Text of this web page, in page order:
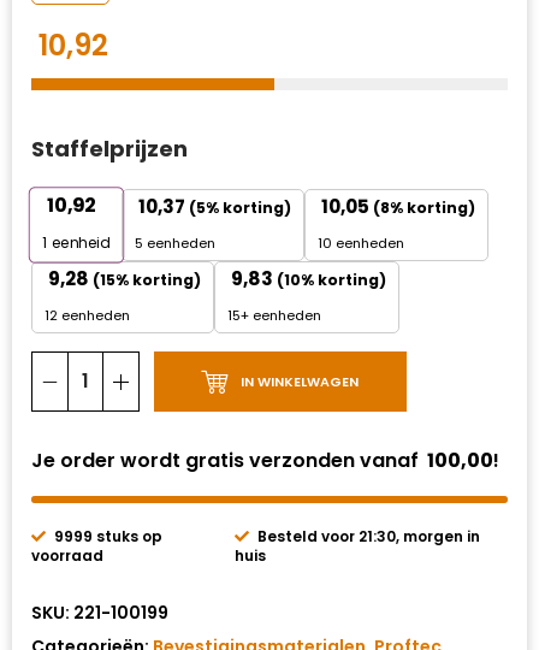
10,92
Staffelprijzen
10,92
1 eenheid
10,37 (5% korting)
5 eenheden
10,05 (8% korting)
10 eenheden
9,28 (15% korting)
12 eenheden
9,83 (10% korting)
15+ eenheden
IN WINKELWAGEN
Je order wordt gratis verzonden vanaf 100,00!
9999 stuks op
voorraad
Besteld voor 21:30, morgen in
huis
SKU: 221-100199